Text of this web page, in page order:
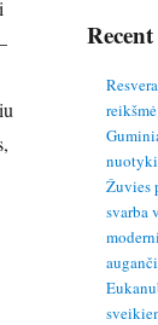
Žuvies
svarba